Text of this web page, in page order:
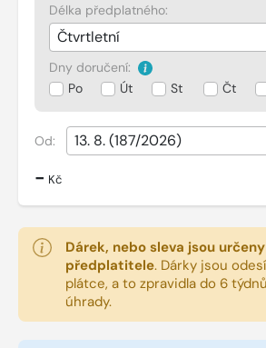
Délka předplatného:
Dny doručení:
Po
Út St Čt
Od:
- Kč
Dárek, nebo sleva jsou
předplatitele. Dárky jsou
plátce, a to zpravidla do 6
úhrady.